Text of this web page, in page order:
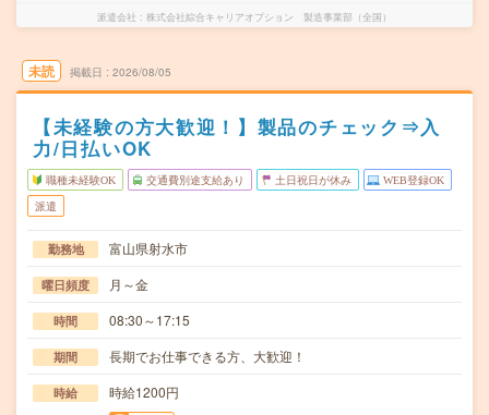
派遣会社 株式会社綜合キャリアオプション 製造事業部（全国）
未読 掲載日 2026/08/05
【未経験の方大歓迎！】製品のチェック⇒入
力/日払いOK
職種未経験OK 交通費別途支給あり 土日祝日が休み WEB登録OK
派遣
勤務地 富山県射水市
曜日頻度 月～金
時間 08:30～17:15
期間 長期でお仕事できる方、大歓迎！
時給 時給1200円